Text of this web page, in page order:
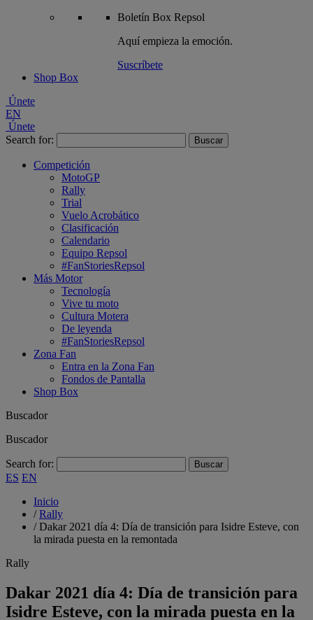
Boletín Box Repsol
Aquí empieza la emoción.
Suscríbete
Shop Box
Únete
EN
Únete
Search for:
Competición
MotoGP
Rally
Trial
Vuelo Acrobático
Clasificación
Calendario
Equipo Repsol
#FanStoriesRepsol
Más Motor
Tecnología
Vive tu moto
Cultura Motera
De leyenda
#FanStoriesRepsol
Zona Fan
Entra en la Zona Fan
Fondos de Pantalla
Shop Box
Buscador
Buscador
Search for:
ES EN
Inicio
/Rally
/Dakar 2021 día 4: Día de transición para Isidre Esteve, con
la mirada puesta en la remontada
Rally
Dakar 2021 día 4: Día de transición para
Isidre Esteve, con la mirada puesta en la